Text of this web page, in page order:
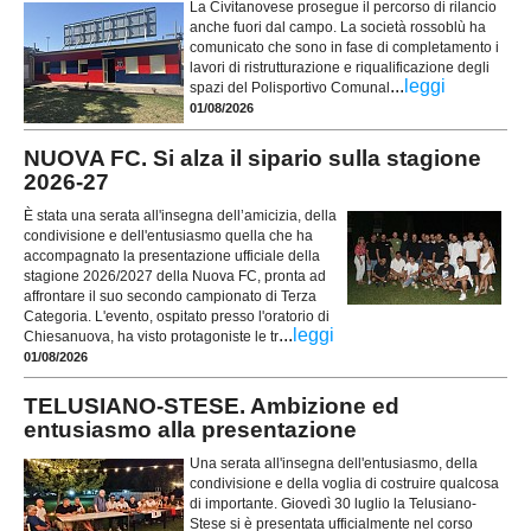
La Civitanovese prosegue il percorso di rilancio
anche fuori dal campo. La società rossoblù ha
comunicato che sono in fase di completamento i
lavori di ristrutturazione e riqualificazione degli
spazi del Polisportivo Comunal ... leggi
01/08/2026
NUOVA FC. Si alza il sipario sulla stagione
2026-27
È stata una serata all'insegna dell’amicizia, della
condivisione e dell'entusiasmo quella che ha
accompagnato la presentazione ufficiale della
stagione 2026/2027 della Nuova FC, pronta ad
affrontare il suo secondo campionato di Terza
Categoria. L'evento, ospitato presso l'oratorio di
Chiesanuova, ha visto protagoniste le tr... leggi
01/08/2026
TELUSIANO-STESE. Ambizione ed
entusiasmo alla presentazione
Una serata all'insegna dell'entusiasmo, della
condivisione e della voglia di costruire qualcosa
di importante. Giovedì 30 luglio la Telusiano-
Stese si è presentata ufficialmente nel corso